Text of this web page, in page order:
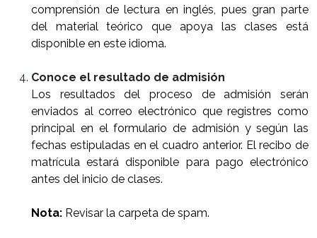
comprensión de lectura en inglés, pues gran parte
del material teórico que apoya las clases está
disponible en este idioma.
Conoce el resultado de admisión
Los resultados del proceso de admisión serán
enviados al correo electrónico que registres como
principal en el formulario de admisión y según las
fechas estipuladas en el cuadro anterior. El recibo de
matrícula estará disponible para pago electrónico
antes del inicio de clases.
Nota: Revisar la carpeta de spam.